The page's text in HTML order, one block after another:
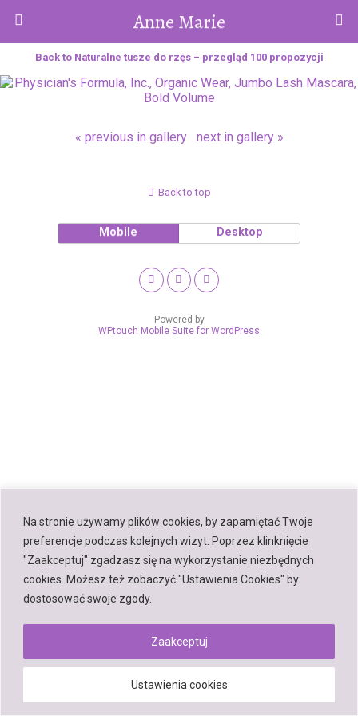
Na stronie używamy plików cookies, by zapamiętać Twoje
preferencje podczas kolejnych wizyt. Poprzez klinknięcie
"Zaakceptuj" zgadzasz się na wykorzystanie niezbędnych
cookies. Możesz też zobaczyć "Ustawienia Cookies" by
dostosować swoje zgody.
Ustawienia cookies
Zaakceptuj
Anne Marie
Back to Naturalne tusze do rzęs – przegląd 100 propozycji
« previous in gallery next in gallery »
Back to top
Mobile Desktop
Powered by
WPtouch Mobile Suite for WordPress